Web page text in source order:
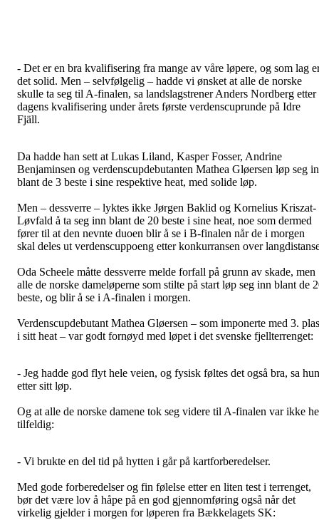
- Det er en bra kvalifisering fra mange av våre løpere, og som lag
det solid. Men – selvfølgelig – hadde vi ønsket at alle de norske
skulle ta seg til A-finalen, sa landslagstrener Anders Nordberg etter
dagens kvalifisering under årets første verdenscuprunde på Idre
Fjäll.
Da hadde han sett at Lukas Liland, Kasper Fosser, Andrine
Benjaminsen og verdenscupdebutanten Mathea Gløersen løp seg
blant de 3 beste i sine respektive heat, med solide løp.
Men – dessverre – lyktes ikke Jørgen Baklid og Kornelius Kriszat-
Løvfald å ta seg inn blant de 20 beste i sine heat, noe som dermed
fører til at den nevnte duoen blir å se i B-finalen når de i morgen
skal deles ut verdenscuppoeng etter konkurransen over
Oda Scheele måtte dessverre melde forfall på grunn av skade, men
alle de norske dameløperne som stilte på start løp seg inn blant de
beste, og blir å se i A-finalen i morgen.
Verdenscupdebutant Mathea Gløersen – som imponerte med 3.
i sitt heat – var godt fornøyd med løpet i det svenske fjellterrenget:
- Jeg hadde god flyt hele veien, og fysisk føltes det også bra, sa hun
etter sitt løp.
Og at alle de norske damene tok seg videre til A-finalen var ikke
tilfeldig:
- Vi brukte en del tid på hytten i går på kartforberedelser.
Med gode forberedelser og fin følelse etter en liten test i terrenget,
bør det være lov å håpe på en god gjennomføring også når det
virkelig gjelder i morgen for løperen fra Bækkelagets SK: